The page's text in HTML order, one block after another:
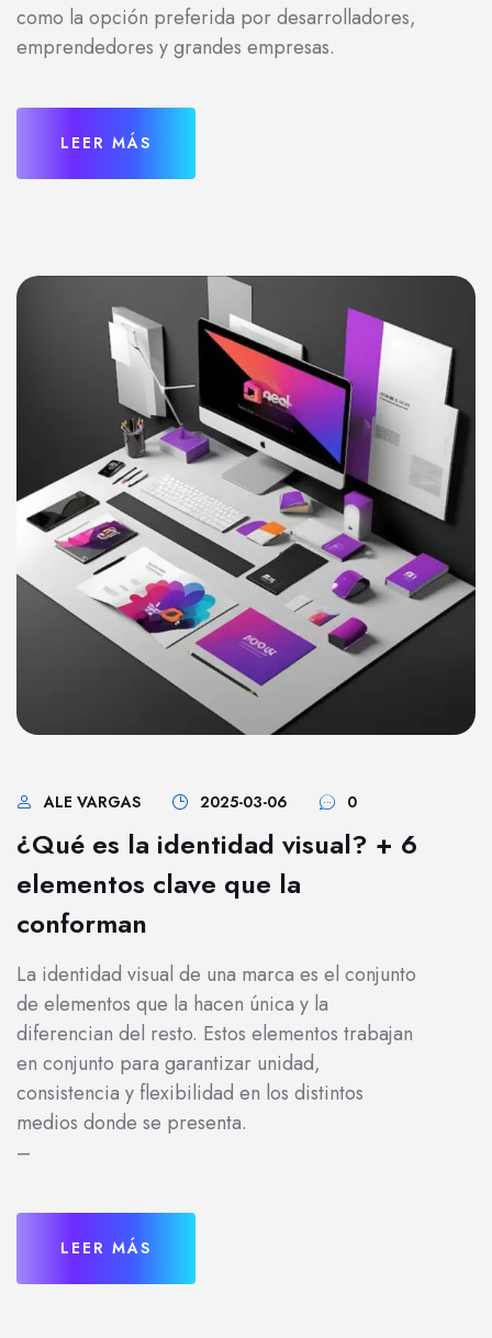
como la opción preferida por desarrolladores,
emprendedores y grandes empresas.
LEER MÁS
ALE VARGAS 2025-03-06 0
¿Qué es la identidad visual? + 6
elementos clave que la
conforman
La identidad visual de una marca es el conjunto
de elementos que la hacen única y la
diferencian del resto. Estos elementos trabajan
en conjunto para garantizar unidad,
consistencia y flexibilidad en los distintos
medios donde se presenta.
–
LEER MÁS